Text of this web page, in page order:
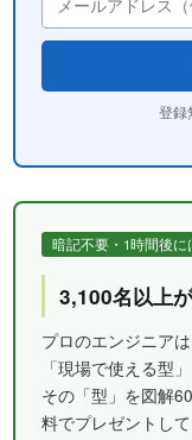
登録
暗記不要・1時間後に
3,100名以上
プロのエンジニア
「現場で使える型
その「型」を図解
料でプレゼントして